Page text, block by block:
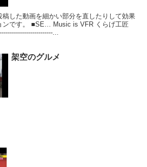
した動画を細かい部分を直したりして効果
ンです。 ■SE… Music is VFR くらげ工匠
...
架空のグルメ